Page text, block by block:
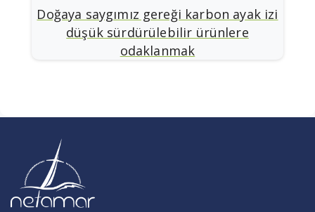
Doğaya saygımız gereği karbon ayak izi
düşük sürdürülebilir ürünlere
odaklanmak